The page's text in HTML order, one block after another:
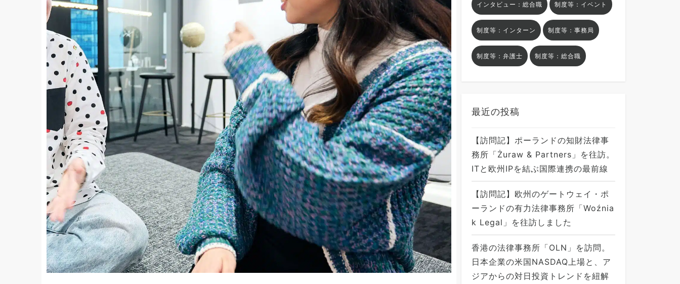
インタビュー：総合職 制度等：イベント
制度等：インターン 制度等：事務局
制度等：弁護士 制度等：総合職
最近の投稿
【訪問記】ポーランドの知財法律事
務所「Żuraw & Partners」を往訪。
ITと欧州IPを結ぶ国際連携の最前線
【訪問記】欧州のゲートウェイ・ポ
ーランドの有力法律事務所「Woźnia
k Legal」を往訪しました
香港の法律事務所「OLN」を訪問。
日本企業の米国NASDAQ上場と、ア
ジアからの対日投資トレンドを紐解